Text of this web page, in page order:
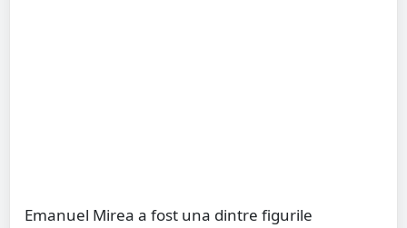
Emanuel Mirea a fost una dintre figurile